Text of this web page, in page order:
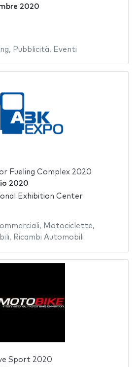
2020
, Pubblicità, Eventi
Fueling Complex 2020
2020
Exhibition Center
, Motociclette,
, Ricambi Automobili
Sport 2020